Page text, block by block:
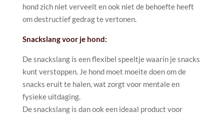
hond zich niet verveelt en ook niet de behoefte heeft
om destructief gedrag te vertonen.
Snackslang voor je hond:
De snackslang is een flexibel speeltje waarin je snacks
kunt verstoppen. Je hond moet moeite doen om de
snacks eruit te halen, wat zorgt voor mentale en
fysieke uitdaging.
De snackslang is dan ook een ideaal product voor